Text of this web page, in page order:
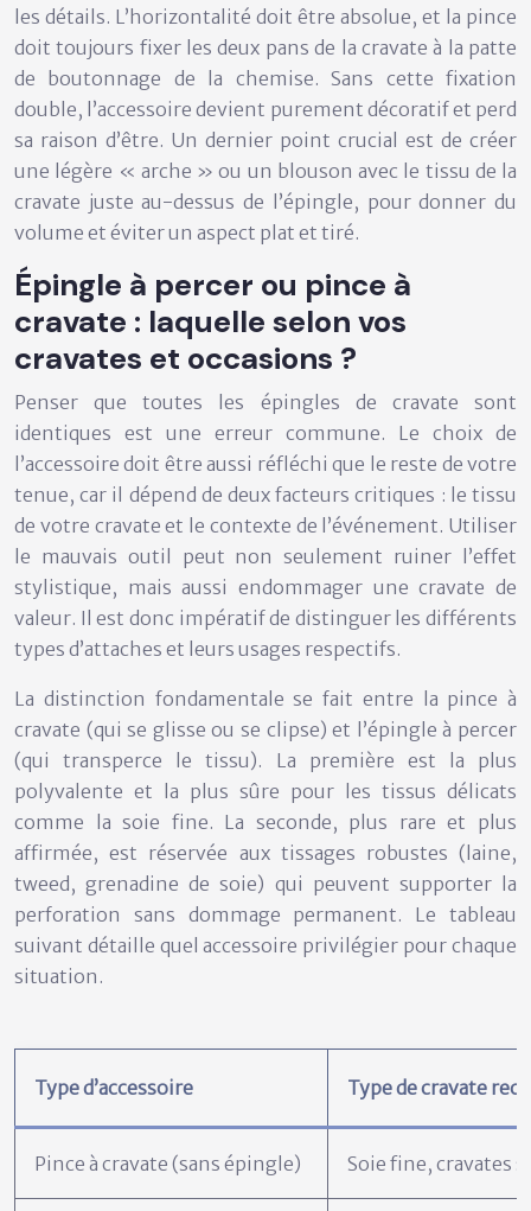
les détails. L’horizontalité doit être absolue, et la pince
doit toujours fixer les deux pans de la cravate à la patte
de boutonnage de la chemise. Sans cette fixation
double, l’accessoire devient purement décoratif et perd
sa raison d’être. Un dernier point crucial est de créer
une légère « arche » ou un blouson avec le tissu de la
cravate juste au-dessus de l’épingle, pour donner du
volume et éviter un aspect plat et tiré.
Épingle à percer ou pince à
cravate : laquelle selon vos
cravates et occasions ?
Penser que toutes les épingles de cravate sont
identiques est une erreur commune. Le choix de
l’accessoire doit être aussi réfléchi que le reste de votre
tenue, car il dépend de deux facteurs critiques : le tissu
de votre cravate et le contexte de l’événement. Utiliser
le mauvais outil peut non seulement ruiner l’effet
stylistique, mais aussi endommager une cravate de
valeur. Il est donc impératif de distinguer les différents
types d’attaches et leurs usages respectifs.
La distinction fondamentale se fait entre la pince à
cravate (qui se glisse ou se clipse) et l’épingle à percer
(qui transperce le tissu). La première est la plus
polyvalente et la plus sûre pour les tissus délicats
comme la soie fine. La seconde, plus rare et plus
affirmée, est réservée aux tissages robustes (laine,
tweed, grenadine de soie) qui peuvent supporter la
perforation sans dommage permanent. Le tableau
suivant détaille quel accessoire privilégier pour chaque
situation.
Type d’accessoire Type de cravate
Pince à cravate (sans épingle) Soie fine, cravates